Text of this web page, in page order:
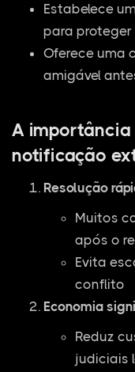
Estabelece
para proteger
Oferece uma
amigável
A
notificação
Resolução
Muitos
após o
Evita
conflito
Economia
Reduz
judiciais